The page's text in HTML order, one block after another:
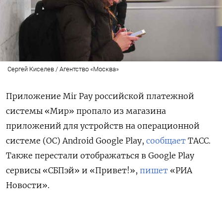
Сергей Киселев / Агентство «Москва»
Приложение Mir Pay российской платежной
системы «Мир» пропало из магазина
приложений для устройств на операционной
системе (ОС) Android Google Play, сообщает ТАСС.
Также перестали отображаться в Google Play
сервисы «СБПэй» и «Привет!», пишет «РИА
Новости».